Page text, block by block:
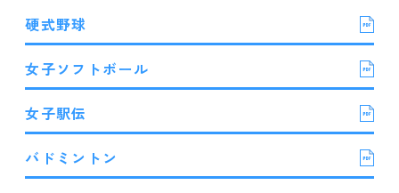
硬式野球
女子ソフトボール
女子駅伝
バドミントン